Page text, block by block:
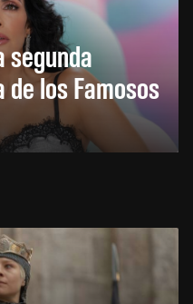
segunda
de los Famosos